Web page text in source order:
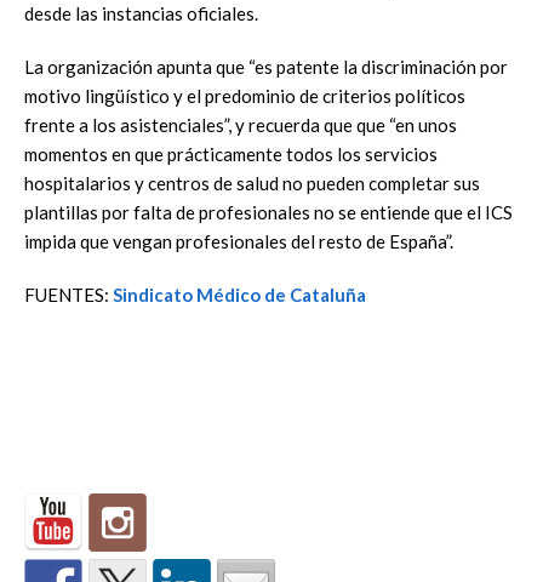
desde las instancias oficiales.
La organización apunta que “es patente la discriminación por
motivo lingüístico y el predominio de criterios políticos
frente a los asistenciales”, y recuerda que que “en unos
momentos en que prácticamente todos los servicios
hospitalarios y centros de salud no pueden completar sus
plantillas por falta de profesionales no se entiende que el ICS
impida que vengan profesionales del resto de España”.
FUENTES: Sindicato Médico de Cataluña